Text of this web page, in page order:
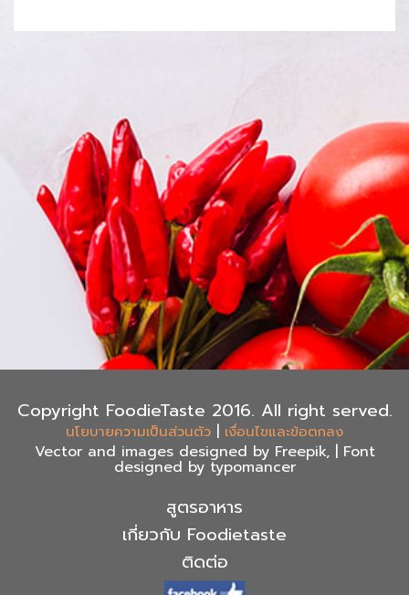
Copyright FoodieTaste 2016. All right served.
นโยบายความเป็นส่วนตัว | เงื่อนไขและข้อตกลง
Vector and images designed by Freepik, | Font
designed by typomancer
สูตรอาหาร
เกี่ยวกับ Foodietaste
ติดต่อ